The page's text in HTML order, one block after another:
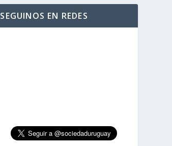
SEGUINOS EN REDES